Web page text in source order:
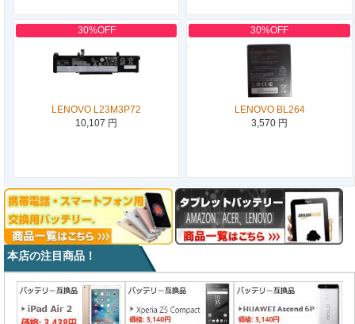
30%OFF
LENOVO L23M3P72
10,107 円
30%OFF
LENOVO BL264
3,570 円
本店の注目商品！